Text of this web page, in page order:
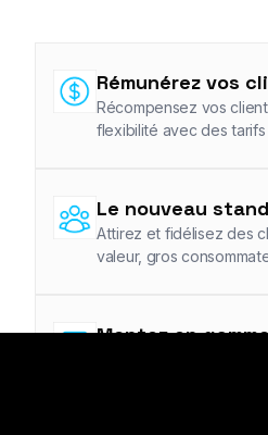
Rémunérez vos
Récompensez vos
flexibilité avec des
Le nouveau
Attirez et fidélisez des
valeur, gros
Montez en